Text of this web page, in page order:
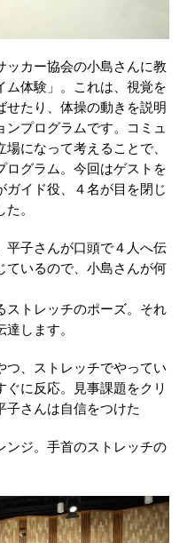
ッカー協会の小島さんに教
ム体験」。これは、視覚を
せたり、体操の動きを説明
ンプログラムです。コミュ
になって考えることで、
ログラム。今回はゲストを
ガイド役、４名が目を閉じ
。
平子さんが口頭で４人へ伝
ているので、小島さんが何
ストレッチのポーズ。それ
します。
つ、ストレッチでやってい
に反応。見事課題をクリ
子さんは自信をつけた
ンジ。手首のストレッチの